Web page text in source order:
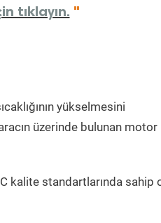
tıklayın. "
yükselmesini
üzerinde bulunan motor
kalite standartlarında sahip